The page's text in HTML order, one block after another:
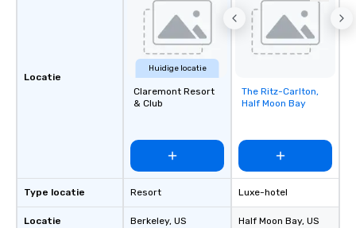
Locatie
Type locatie
Locatie
Huidige locatie
Claremont Resort
& Club
Resort
Berkeley, US
Removed from
favorites
The Ritz-Carlton,
Half Moon Bay
Luxe-hotel
Half Moon Bay, US